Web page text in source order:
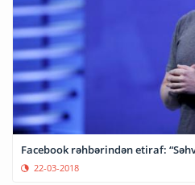
Facebook rəhbərindən etiraf:
22-03-2018